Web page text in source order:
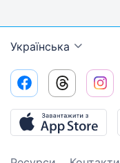
Українська